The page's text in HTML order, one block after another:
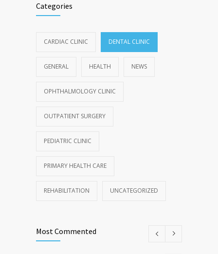
Categories
CARDIAC CLINIC DENTAL CLINIC
GENERAL HEALTH NEWS
OPHTHALMOLOGY CLINIC
OUTPATIENT SURGERY
PEDIATRIC CLINIC
PRIMARY HEALTH CARE
REHABILITATION UNCATEGORIZED
Most Commented